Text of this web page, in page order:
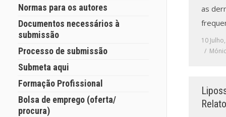
Normas para os autores
Documentos necessários à
submissão
Processo de submissão
Submeta aqui
Formação Profissional
Bolsa de emprego (oferta/
procura)
as
10